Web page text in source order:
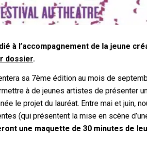
à l’accompagnement de la jeune
dossier.
sa 7ème édition au mois de
à de jeunes artistes de présenter
le projet du lauréat. Entre mai et juin,
(qui présentent la mise en scène
une maquette de 30 minutes de